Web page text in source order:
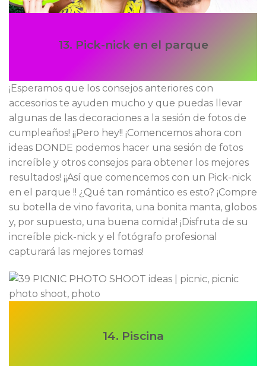
13. Pick-nick en el parque
¡Esperamos que los consejos anteriores con
accesorios te ayuden mucho y que puedas llevar
algunas de las decoraciones a la sesión de fotos de
cumpleaños! ¡¡Pero hey!! ¡Comencemos ahora con
ideas DONDE podemos hacer una sesión de fotos
increíble y otros consejos para obtener los mejores
resultados! ¡¡Así que comencemos con un Pick-nick
en el parque !! ¿Qué tan romántico es esto? ¡Compre
su botella de vino favorita, una bonita manta, globos
y, por supuesto, una buena comida! ¡Disfruta de su
increíble pick-nick y el fotógrafo profesional
capturará las mejores tomas!
14. Piscina